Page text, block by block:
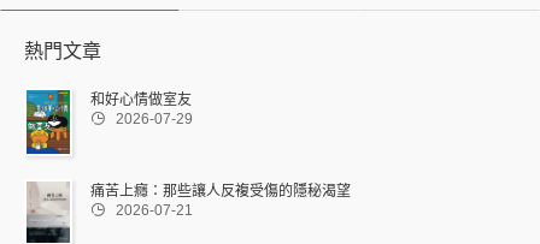
熱門文章
和好心情做室友
 2026-07-29
痛苦上癮：那些讓人反複受傷的隱秘渴望
 2026-07-21